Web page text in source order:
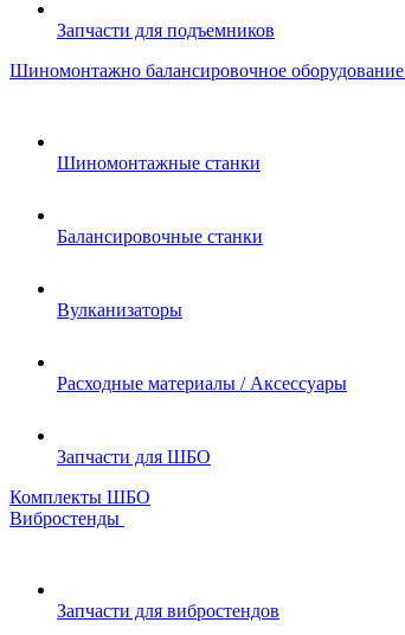
Запчасти для подъемников
Шиномонтажно балансировочное оборудование
Шиномонтажные станки
Балансировочные станки
Вулканизаторы
Расходные материалы / Аксессуары
Запчасти для ШБО
Комплекты ШБО
Вибростенды
Запчасти для вибростендов